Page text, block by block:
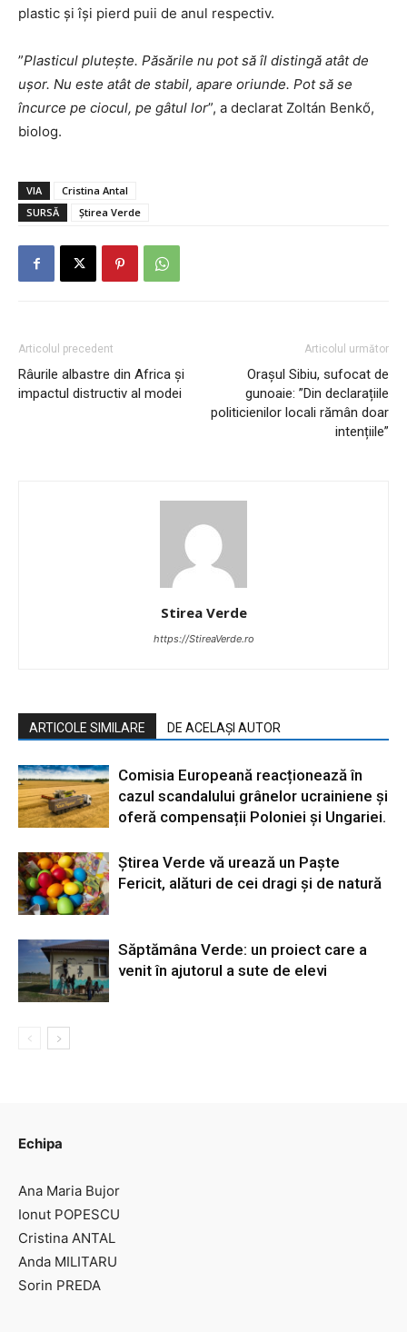
plastic și își pierd puii de anul respectiv.
”Plasticul plutește. Păsările nu pot să îl distingă atât de
ușor. Nu este atât de stabil, apare oriunde. Pot să se
încurce pe ciocul, pe gâtul lor”, a declarat Zoltán Benkő,
biolog.
VIA
Cristina Antal
SURSĂ
Știrea Verde
Articolul precedent
Râurile albastre din Africa și
impactul distructiv al modei
Articolul următor
Orașul Sibiu, sufocat de
gunoaie: ”Din declarațiile
politicienilor locali rămân doar
intențiile”
Stirea Verde
https://StireaVerde.ro
ARTICOLE SIMILARE DE ACELAȘI AUTOR
Comisia Europeană reacționează în
cazul scandalului grânelor ucrainiene și
oferă compensații Poloniei și Ungariei.
Știrea Verde vă urează un Paște
Fericit, alături de cei dragi și de natură
Săptămâna Verde: un proiect care a
venit în ajutorul a sute de elevi
Echipa
Ana Maria Bujor
Ionut POPESCU
Cristina ANTAL
Anda MILITARU
Sorin PREDA